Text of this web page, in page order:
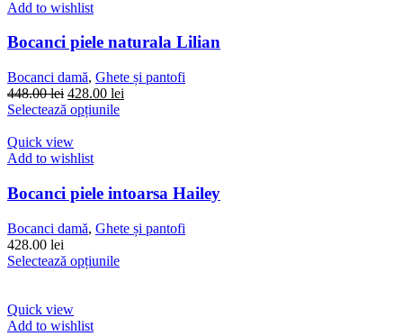
Opțiunile
fi
alese
în
pagina
Add to wishlist
Bocanci piele naturala Lilian
Bocanci damă, Ghete și pantofi
448.00lei Prețul
inițial
fost:
448.00 lei.
428.00 lei
Selectează opțiunileAcest
variații.
Opțiunile
pot
fi
în
Quick view
Add to wishlist
Bocanci piele intoarsa Hailey
Bocanci damă, Ghete și pantofi
428.00 lei
Selectează opțiunileAcest
Quick view
Add to wishlist